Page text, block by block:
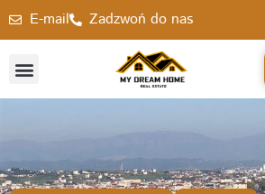
E-mail Zadzwoń do nas